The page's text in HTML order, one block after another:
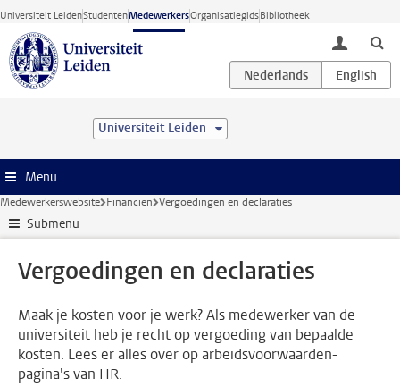
Ga direct naar de inhoud
Universiteit LeidenStudentenMedewerkersOrganisatiegidsBibliotheek
toggle
Universiteit Leiden
Menu
Medewerkerswebsite Financiën Vergoedingen en declaraties
Submenu
Vergoedingen en declaraties
Maak je kosten voor je werk? Als medewerker van de
universiteit heb je recht op vergoeding van bepaalde
kosten. Lees er alles over op arbeidsvoorwaarden-
pagina's van HR.